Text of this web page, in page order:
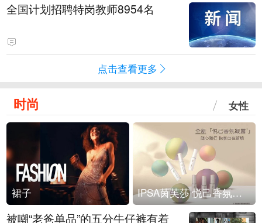
全国计划招聘特岗教师8954名
点击查看更多
时尚 女性
裙子 IPSA茵芙莎 悦己香氛凝露上市
被嘲“老爸单品”的五分牛仔裤有着